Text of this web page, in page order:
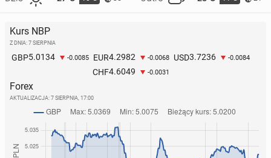
Kurs NBP
Z DNIA: 7 SIERPNIA
GBP5.0134 -0.0085 EUR4.2982 -0.0068 USD3.7236 -0.0084
CHF4.6049 -0.0031
Forex
AKTUALIZACJA: 7 SIERPNIA, 17:00